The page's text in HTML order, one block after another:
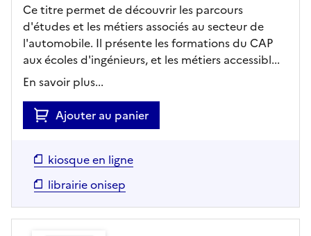
Ce titre permet de découvrir les parcours
d'études et les métiers associés au secteur de
l'automobile. Il présente les formations du CAP
aux écoles d'ingénieurs, et les métiers accessibl...
En savoir plus...
Ajouter au panier
kiosque en ligne
librairie onisep